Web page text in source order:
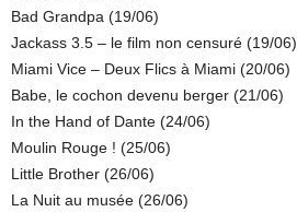
Bad Grandpa (19/06)
Jackass 3.5 – le film non censuré (19/06)
Miami Vice – Deux Flics à Miami (20/06)
Babe, le cochon devenu berger (21/06)
In the Hand of Dante (24/06)
Moulin Rouge ! (25/06)
Little Brother (26/06)
La Nuit au musée (26/06)